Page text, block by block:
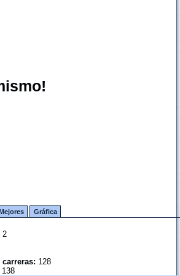
Gráfica
2
128
138